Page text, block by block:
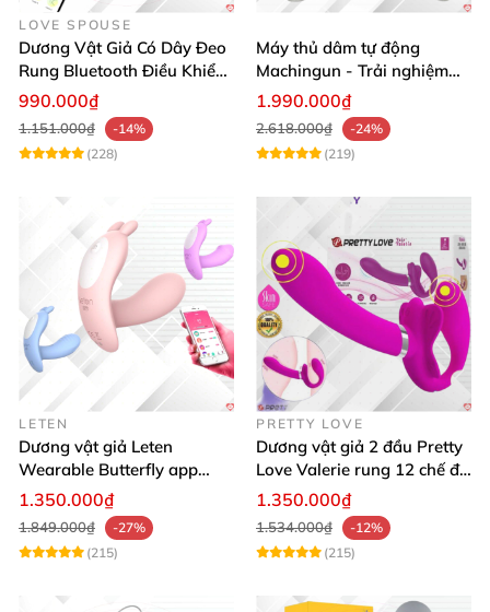
LOVE SPOUSE
Dương Vật Giả Có Dây Đeo
Rung Bluetooth Điều Khiển
Qua App Cho Les
990.000₫
1.151.000₫
-14%
(228)
Máy thủ dâm tự động
Machingun - Trải nghiệm
mạnh mẽ, cực đã
1.990.000₫
2.618.000₫
-24%
(219)
LETEN
Dương vật giả Leten
Wearable Butterfly app
bluetooth rung mạnh đa
1.350.000₫
1.849.000₫
-27%
(215)
PRETTY LOVE
Dương vật giả 2 đầu Pretty
Love Valerie rung 12 chế độ
kích thích les
1.350.000₫
1.534.000₫
-12%
(215)